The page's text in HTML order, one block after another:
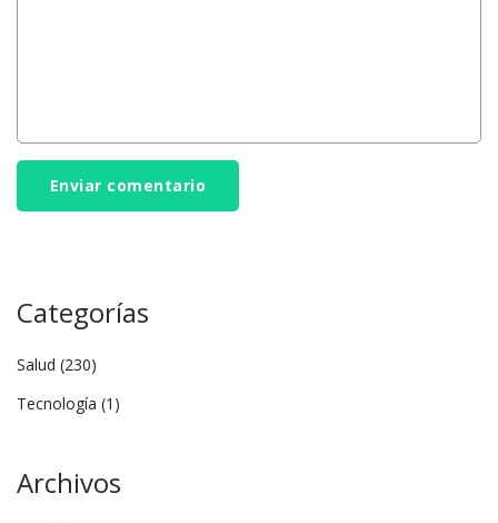
Enviar comentario
Categorías
Salud (230)
Tecnología (1)
Archivos